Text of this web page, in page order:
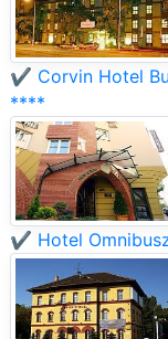
✔️ Corvin Hotel
****
✔️ Hotel